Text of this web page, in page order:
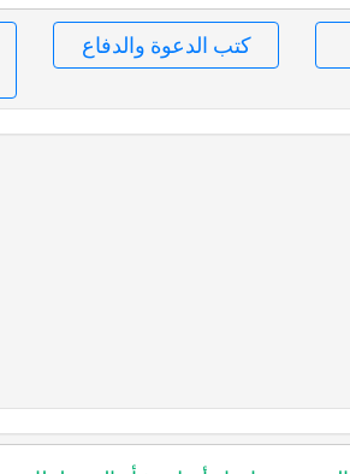
كتب الدعوة والدفاع